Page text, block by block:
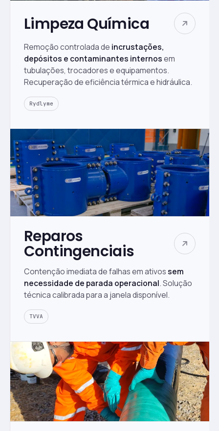
Limpeza Química
Remoção controlada de incrustações,
depósitos e contaminantes internosem
tubulações, trocadores e equipamentos.
Recuperação de eficiência térmica e hidráulica.
Rydlyme
Reparos
Contingenciais
Contenção imediata de falhas em ativossem
necessidade de parada operacional. Solução
técnica calibrada para a janela disponível.
TVVA